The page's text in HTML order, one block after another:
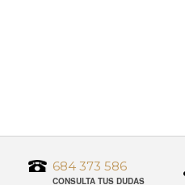
684 373 586
CONSULTA TUS DUDAS